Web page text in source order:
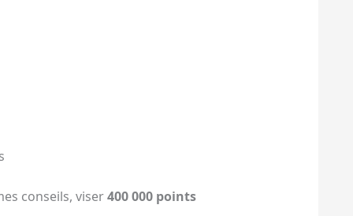
conseils, viser400 000 points